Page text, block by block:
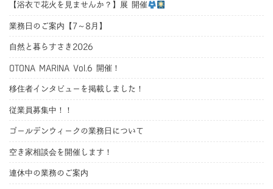
【浴衣で花火を見ませんか？】展 開催
業務日のご案内【7～8月】
自然と暮らすさき2026
OTONA MARINA Vol.6 開催！
移住者インタビューを掲載しました！
従業員募集中！！
ゴールデンウィークの業務日について
空き家相談会を開催します！
連休中の業務のご案内